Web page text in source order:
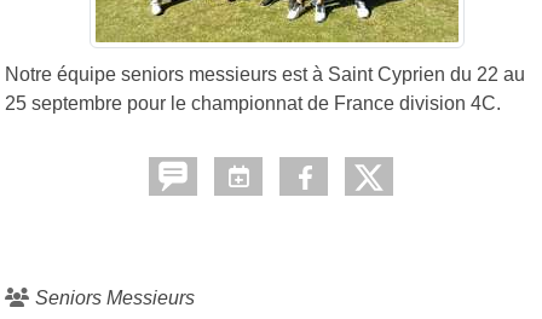
Notre équipe seniors messieurs est à Saint Cyprien du 22 au
25 septembre pour le championnat de France division 4C.
Seniors Messieurs